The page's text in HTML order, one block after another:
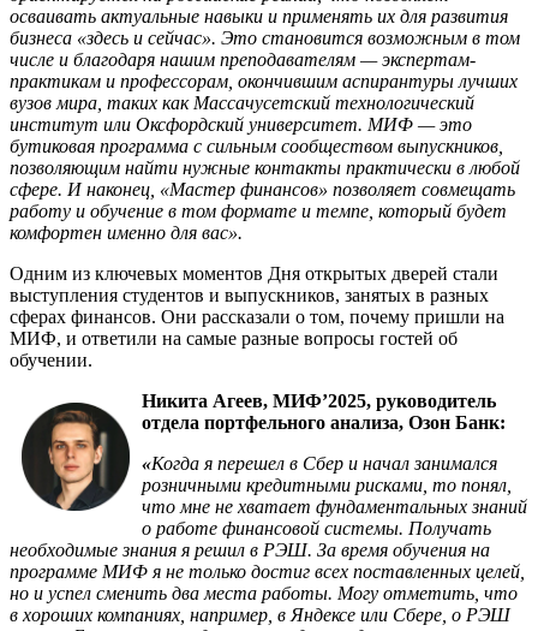
осваивать актуальные навыки и применять их для развития
бизнеса «здесь и сейчас». Это становится возможным в том
числе и благодаря нашим преподавателям — экспертам-
практикам и профессорам, окончившим аспирантуры лучших
вузов мира, таких как Массачусетский технологический
институт или Оксфордский университет. МИФ — это
бутиковая программа с сильным сообществом выпускников,
позволяющим найти нужные контакты практически в любой
сфере. И наконец, «Мастер финансов» позволяет совмещать
работу и обучение в том формате и темпе, который будет
комфортен именно для вас».
Одним из ключевых моментов Дня открытых дверей стали
выступления студентов и выпускников, занятых в разных
сферах финансов. Они рассказали о том, почему пришли на
МИФ, и ответили на самые разные вопросы гостей об
обучении.
Никита Агеев, МИФ’2025, руководитель
отдела портфельного анализа, Озон Банк:
«Когда я перешел в Сбер и начал занимался
розничными кредитными рисками, то понял,
что мне не хватает фундаментальных знаний
о работе финансовой системы. Получать
необходимые знания я решил в РЭШ. За время обучения на
программе МИФ я не только достиг всех поставленных целей,
но и успел сменить два места работы. Могу отметить, что
в хороших компаниях, например, в Яндексе или Сбере, о РЭШ